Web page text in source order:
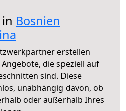
Bosnien
erstellen
die speziell auf
sind. Diese
unabhängig davon, ob
oder außerhalb Ihres